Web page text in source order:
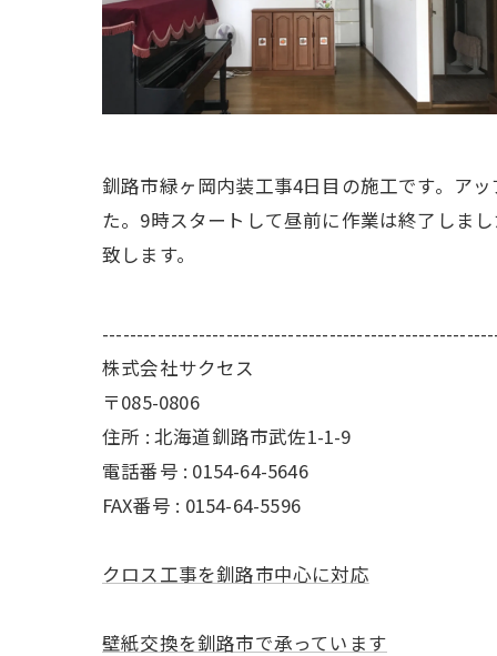
釧路市緑ヶ岡内装工事4日目の施工です。ア
た。9時スタートして昼前に作業は終了しま
致します。
株式会社サクセス
〒085-0806
住所 : 北海道釧路市武佐1-1-9
電話番号 : 0154-64-5646
FAX番号 : 0154-64-5596
クロス工事を釧路市中心に対応
壁紙交換を釧路市で承っています